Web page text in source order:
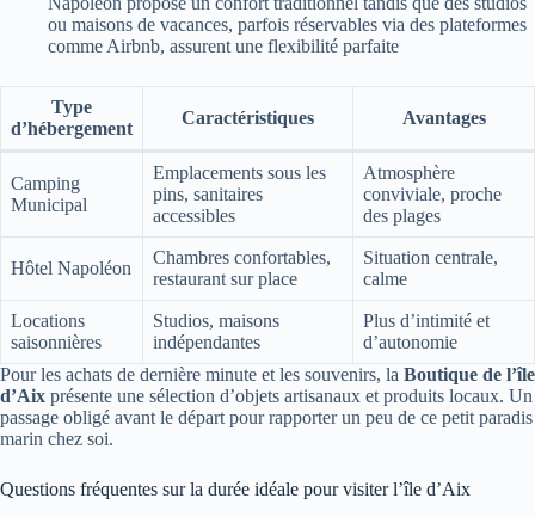
ou maisons de vacances, parfois réservables via des plateformes
comme Airbnb, assurent une flexibilité parfaite
Type
d’hébergement
Caractéristiques Avantages
Camping
Municipal
Emplacements sous les
pins, sanitaires
accessibles
Atmosphère
conviviale, proche
des plages
Hôtel Napoléon
Chambres confortables,
restaurant sur place
Situation centrale,
calme
Locations
saisonnières
Studios, maisons
indépendantes
Plus d’intimité et
d’autonomie
Pour les achats de dernière minute et les souvenirs, la Boutique de l’île
d’Aix présente une sélection d’objets artisanaux et produits locaux. Un
passage obligé avant le départ pour rapporter un peu de ce petit paradis
marin chez soi.
Questions fréquentes sur la durée idéale pour visiter l’île d’Aix